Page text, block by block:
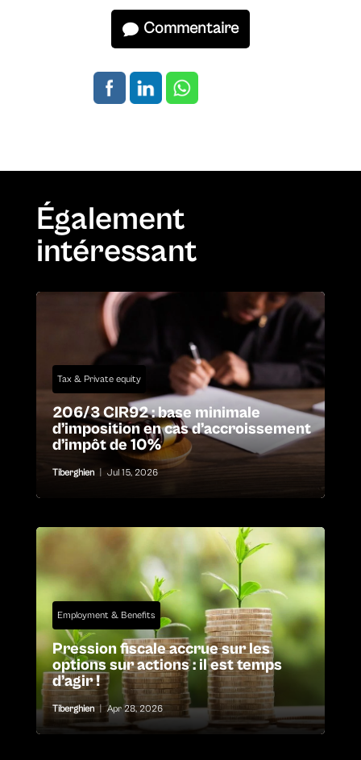
Commentaire
Également
intéressant
Tax & Private equity
206/3 CIR92 : base minimale
d’imposition en cas d’accroissement
d’impôt de 10%
Tiberghien Jul 15, 2026
Employment & Benefits
Pression fiscale accrue sur les
options sur actions : il est temps
d’agir !
Tiberghien | Apr 28, 2026